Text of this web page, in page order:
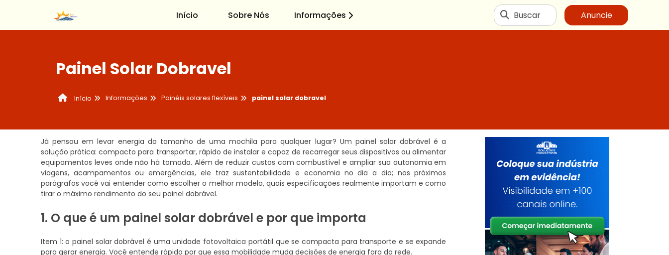
Início Sobre Nós Informações Buscar Anuncie
Painel Solar Dobravel
Início Informações Painéis solares flexíveis painel solar dobravel
Já pensou em levar energia do tamanho de uma mochila para qualquer lugar? Um painel solar dobrável é a
solução prática: compacto para transportar, rápido de instalar e capaz de recarregar seus dispositivos ou alimentar
equipamentos leves onde não há tomada. Além de reduzir custos com combustível e ampliar sua autonomia em
viagens, acampamentos ou emergências, ele traz sustentabilidade e economia no dia a dia; nos próximos
parágrafos você vai entender como escolher o melhor modelo, quais especificações realmente importam e como
tirar o máximo rendimento do seu painel dobrável.
1. O que é um painel solar dobrável e por que importa
Item 1: o painel solar dobrável é uma unidade fotovoltaica portátil que se compacta para transporte e se expande
para gerar energia. Você entende rápido por que essa mobilidade muda decisões de energia fora da rede.